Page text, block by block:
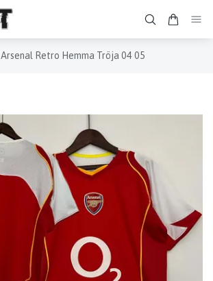
Arsenal Retro Hemma Tröja 04 05